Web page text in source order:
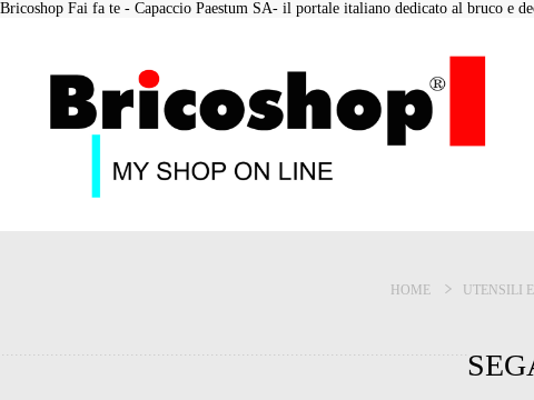
Bricoshop Fai fa te - Capaccio Paestum SA- il portale italiano dedicato al bruco e
HOME UTENSILI